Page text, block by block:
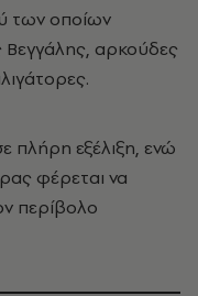
των οποίων
Βεγγάλης, αρκούδες
πλήρη εξέλιξη, ενώ
φέρεται να
περίβολο